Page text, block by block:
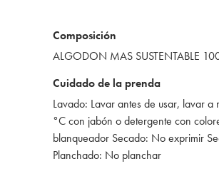
Composición
ALGODON MAS SUSTENTABLE
Cuidado de la prenda
Lavado: Lavar antes de usar, lavar
°C con jabón o detergente con
blanqueador Secado: No exprimir
Planchado: No planchar